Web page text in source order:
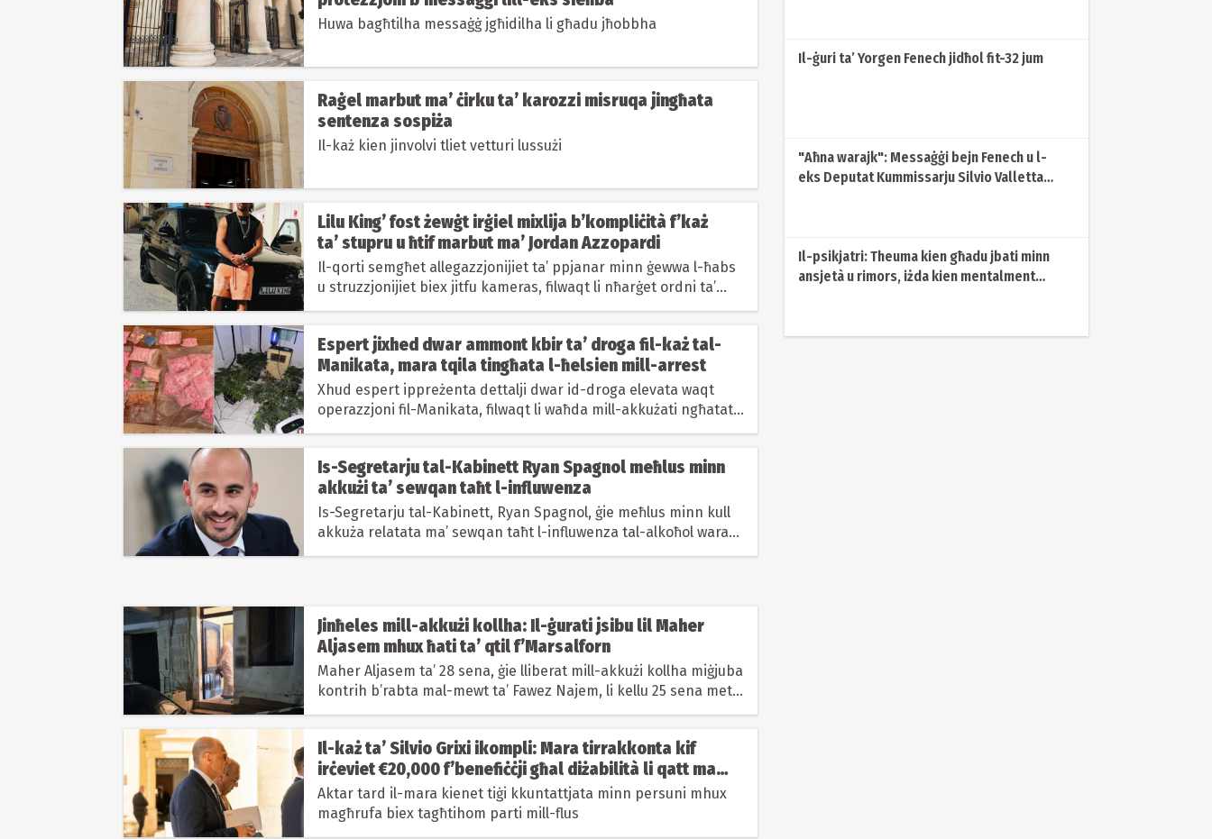
Huwa bagħtilha messaġġ jgħidilha li għadu jħobbha
Raġel marbut ma’ ċirku ta’ karozzi misruqa jingħata
sentenza sospiża
Il-każ kien jinvolvi tliet vetturi lussużi
Lilu King’ fost żewġt irġiel mixlija b’kompliċità f’każ
ta’ stupru u ħtif marbut ma’ Jordan Azzopardi
Il-qorti semgħet allegazzjonijiet ta’ ppjanar minn ġewwa l-ħabs
u struzzjonijiet biex jitfu kameras, filwaqt li nħarġet ordni ta’
protezzjoni...
Espert jixhed dwar ammont kbir ta’ droga fil-każ tal-
Manikata, mara tqila tingħata l-ħelsien mill-arrest
Xhud espert ippreżenta dettalji dwar id-droga elevata waqt
operazzjoni fil-Manikata, filwaqt li waħda mill-akkużati ngħatat
il-ħelsien mill-arrest taħt...
Is-Segretarju tal-Kabinett Ryan Spagnol meħlus minn
akkużi ta’ sewqan taħt l-influwenza
Is-Segretarju tal-Kabinett, Ryan Spagnol, ġie meħlus minn kull
akkuża relatata ma’ sewqan taħt l-influwenza tal-alkoħol wara
sentenza tal-Qorti...
Jinħeles mill-akkużi kollha: Il-ġurati jsibu lil Maher
Aljasem mhux ħati ta’ qtil f’Marsalforn
Maher Aljasem ta’ 28 sena, ġie lliberat mill-akkużi kollha miġjuba
kontrih b’rabta mal-mewt ta’ Fawez Najem, li kellu 25 sena meta
nqatel
Il-każ ta’ Silvio Grixi ikompli: Mara tirrakkonta kif
irċeviet €20,000 f’benefiċċji għal diżabilità li qatt ma
kellha
Aktar tard il-mara kienet tiġi kkuntattjata minn persuni mhux
magħrufa biex tagħtihom parti mill-flus
Il-ġuri ta’ Yorgen Fenech jidħol fit-32 jum
"Aħna warajk": Messaġġi bejn Fenech u l-
eks Deputat Kummissarju Silvio Valletta
Il-psikjatri: Theuma kien għadu jbati minn
ansjetà u rimors, iżda kien mentalment